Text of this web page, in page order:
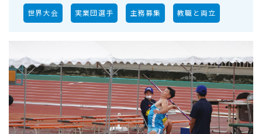
世界大会 実業団選手 主務募集 教職と両立